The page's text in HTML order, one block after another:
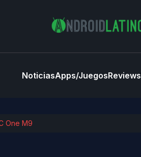
NoticiasApps/JuegosReviews
One M9